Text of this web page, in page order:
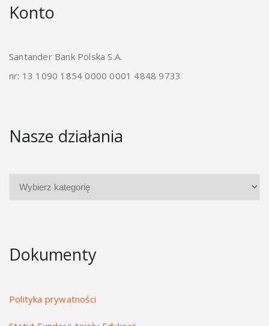
Konto
Santander Bank Polska S.A.
nr: 13 1090 1854 0000 0001 4848 9733
Nasze działania
Dokumenty
Polityka prywatności